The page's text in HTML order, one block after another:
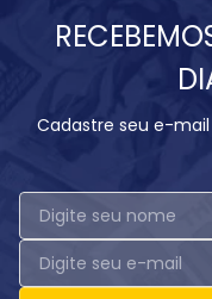
Cadastre seu e-